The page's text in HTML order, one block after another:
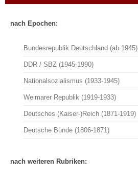
nach Epochen:
Bundesrepublik Deutschland (ab 1945)
DDR / SBZ (1945-1990)
Nationalsozialismus (1933-1945)
Weimarer Republik (1919-1933)
Deutsches (Kaiser-)Reich (1871-1919)
Deutsche Bünde (1806-1871)
nach weiteren Rubriken: